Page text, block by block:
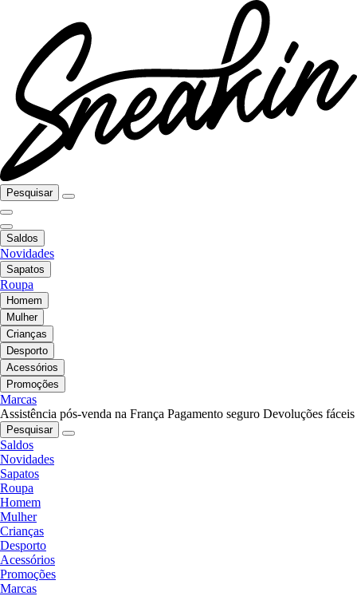
Pesquisar
Saldos
Novidades
Sapatos
Roupa
Homem
Mulher
Crianças
Desporto
Acessórios
Promoções
Marcas
Assistência pós-venda na França Pagamento seguro Devoluções fáceis
Pesquisar
Saldos
Novidades
Sapatos
Roupa
Homem
Mulher
Crianças
Desporto
Acessórios
Promoções
Marcas